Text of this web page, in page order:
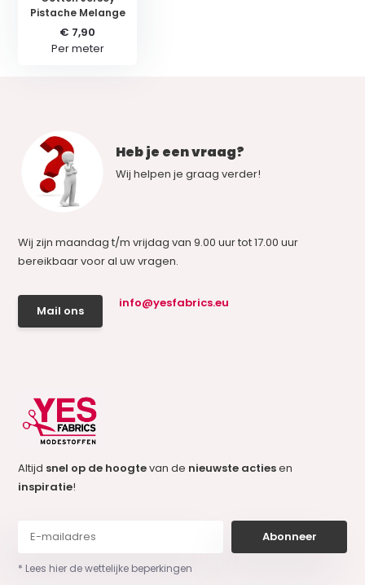
Pistache Melange
€ 7,90
Per meter
Heb je een vraag?
Wij helpen je graag verder!
Wij zijn maandag t/m vrijdag van 9.00 uur tot 17.00 uur
bereikbaar voor al uw vragen.
Mail ons
info@yesfabrics.eu
Altijd snel op de hoogtevan de nieuwste actiesen
inspiratie!
Abonneer
* Lees hier de wettelijke beperkingen